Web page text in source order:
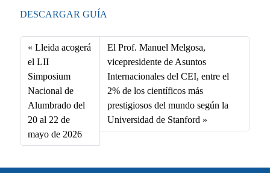
DESCARGAR GUÍA
Lleida acogerá
el LII
Simposium
Nacional de
Alumbrado del
20 al 22 de
mayo de 2026
El Prof. Manuel Melgosa,
vicepresidente de Asuntos
Internacionales del CEI, entre el
2% de los científicos más
prestigiosos del mundo según la
Universidad de Stanford